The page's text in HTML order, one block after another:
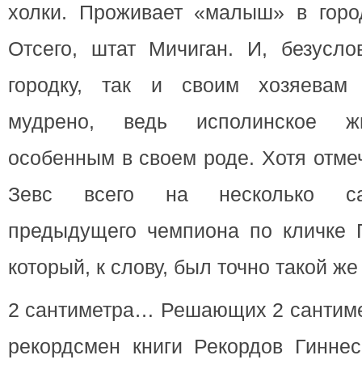
холки. Проживает «малыш» в
Отсего, штат Мичиган. И,
городку, так и своим хозяевам
мудрено, ведь исполинское
особенным в своем роде. Хотя
Зевс всего на несколько
предыдущего чемпиона по кличке
который, к слову, был точно такой
2 сантиметра… Решающих 2
рекордсмен книги Рекордов